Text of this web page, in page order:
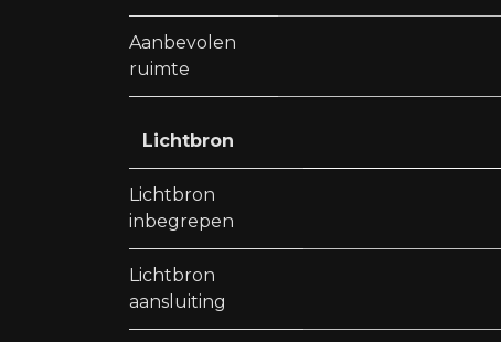
Aanbevolen
ruimte
Lichtbron
Lichtbron
inbegrepen
Lichtbron
aansluiting